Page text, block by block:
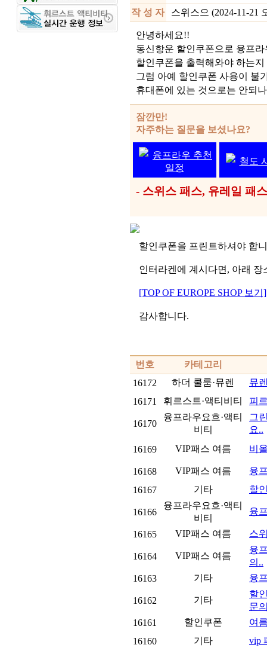
작 성 자
스위스으 (2024-11-21
안녕하세요!!
동신항운 할인쿠폰으로 융프
할인쿠폰을 출력해와야 하는
그럼 아예 할인쿠폰 사용이 불
휴대폰에 있는 것으로는 안되
잠깐만!
자주하는 질문을 보셨나요?
융프라우 추천
일정
철도
- 스위스 패스, 유레일 패
할인쿠폰을 프린트하셔야 합
인터라켄에 계시다면, 아래
[TOP OF EUROPE SHOP 보기]
감사합니다.
번호
카테고리
16172
하더 쿨룸·뮤렌
뮤
16171
휘르스트·액티비티 피
16170
융프라우요흐·액티
비티
그
요..
16169
VIP패스 여름 비
16168 VIP패스 여름
융
16167
기타 할
16166
융프라우요흐·액티
비티
융
16165 VIP패스 여름 스
16164 VIP패스 여름
융
의..
16163
기타 융
16162 기타
할
문
16161
할인쿠폰
여
16160
기타 vip